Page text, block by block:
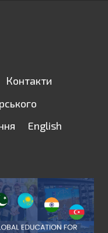
Контакти
English